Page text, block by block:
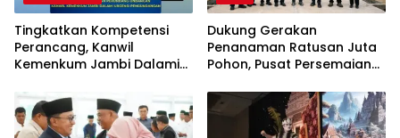
Tingkatkan Kompetensi
Perancang, Kanwil
Kemenkum Jambi Dalami
Peraturan Perundang-
undangan
Dukung Gerakan
Penanaman Ratusan Juta
Pohon, Pusat Persemaian
Perkuat Jaringan
Persemaian Nasional*